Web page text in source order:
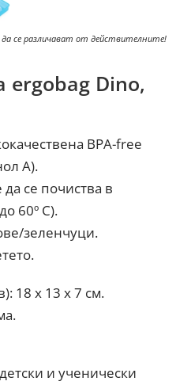
се различават от действителните!
ergobag Dino,
BPA-free
А).
се почиства в
60º С).
зеленчуци.
18 x 13 x 7 см.
и ученически